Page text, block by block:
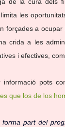
de la cura dels
les
forçades a
crida a les
i efectives,
informació pots
que los de los
part del